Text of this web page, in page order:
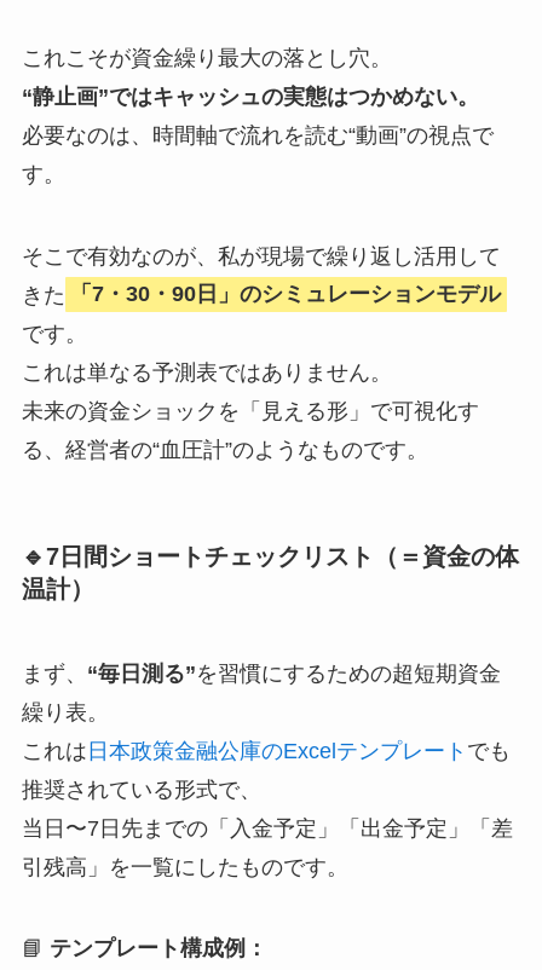
これこそが資金繰り最大の落とし穴。
“静止画”ではキャッシュの実態はつかめない。
必要なのは、時間軸で流れを読む“動画”の視点で
す。
そこで有効なのが、私が現場で繰り返し活用して
きた
「7・30・90日」のシミュレーションモデル
です。
これは単なる予測表ではありません。
未来の資金ショックを「見える形」で可視化す
る、経営者の“血圧計”のようなものです。
🔹7日間ショートチェックリスト（＝資金の体
温計）
まず、 “毎日測る”を習慣にするための超短期資金
繰り表。
これは 日本政策金融公庫のExcelテンプレート でも
推奨されている形式で、
当日〜7日先までの「入金予定」「出金予定」「差
引残高」を一覧にしたものです。
📘 テンプレート構成例：